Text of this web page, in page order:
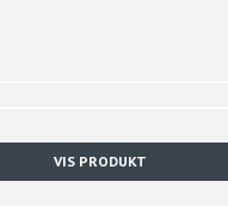
VIS PRODUKT